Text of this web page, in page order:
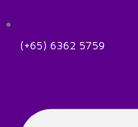
(+65) 6362 5759